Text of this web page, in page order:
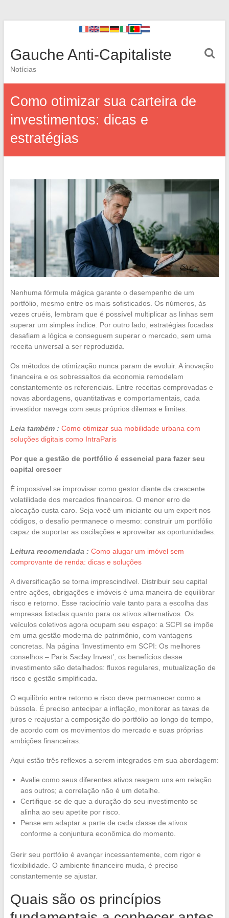
Gauche Anti-Capitaliste
Notícias
Como otimizar sua carteira de
investimentos: dicas e
estratégias
Nenhuma fórmula mágica garante o desempenho de um
portfólio, mesmo entre os mais sofisticados. Os números, às
vezes cruéis, lembram que é possível multiplicar as linhas sem
superar um simples índice. Por outro lado, estratégias focadas
desafiam a lógica e conseguem superar o mercado, sem uma
receita universal a ser reproduzida.
Os métodos de otimização nunca param de evoluir. A inovação
financeira e os sobressaltos da economia remodelam
constantemente os referenciais. Entre receitas comprovadas e
novas abordagens, quantitativas e comportamentais, cada
investidor navega com seus próprios dilemas e limites.
Leia também : Como otimizar sua mobilidade urbana com
soluções digitais como IntraParis
Por que a gestão de portfólio é essencial para fazer seu
capital crescer
É impossível se improvisar como gestor diante da crescente
volatilidade dos mercados financeiros. O menor erro de
alocação custa caro. Seja você um iniciante ou um expert nos
códigos, o desafio permanece o mesmo: construir um portfólio
capaz de suportar as oscilações e aproveitar as oportunidades.
Leitura recomendada : Como alugar um imóvel sem
comprovante de renda: dicas e soluções
A diversificação se torna imprescindível. Distribuir seu capital
entre ações, obrigações e imóveis é uma maneira de equilibrar
risco e retorno. Esse raciocínio vale tanto para a escolha das
empresas listadas quanto para os ativos alternativos. Os
veículos coletivos agora ocupam seu espaço: a SCPI se impõe
em uma gestão moderna de patrimônio, com vantagens
concretas. Na página ‘Investimento em SCPI: Os melhores
conselhos – Paris Saclay Invest’, os benefícios desse
investimento são detalhados: fluxos regulares, mutualização de
risco e gestão simplificada.
O equilíbrio entre retorno e risco deve permanecer como a
bússola. É preciso antecipar a inflação, monitorar as taxas de
juros e reajustar a composição do portfólio ao longo do tempo,
de acordo com os movimentos do mercado e suas próprias
ambições financeiras.
Aqui estão três reflexos a serem integrados em sua abordagem:
Avalie como seus diferentes ativos reagem uns em relação
aos outros; a correlação não é um detalhe.
Certifique-se de que a duração do seu investimento se
alinha ao seu apetite por risco.
Pense em adaptar a parte de cada classe de ativos
conforme a conjuntura econômica do momento.
Gerir seu portfólio é avançar incessantemente, com rigor e
flexibilidade. O ambiente financeiro muda, é preciso
constantemente se ajustar.
Quais são os princípios